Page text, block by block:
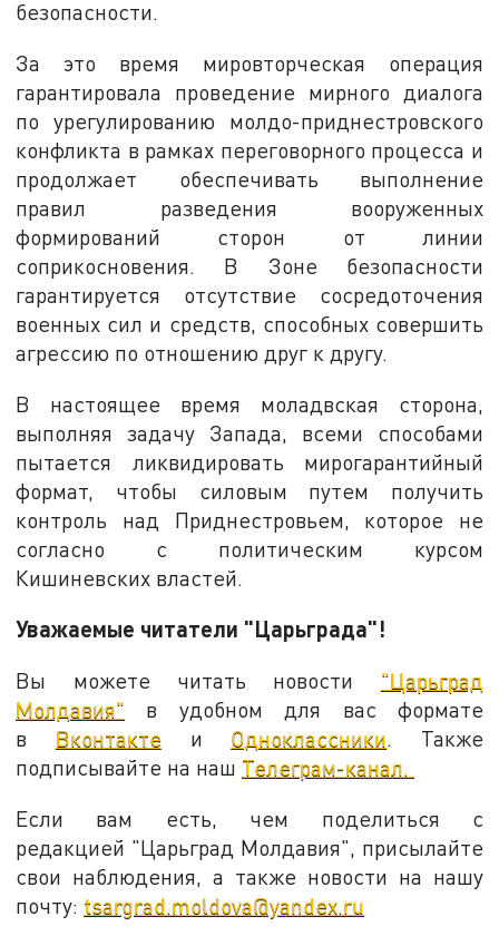
безопасности.
За это время мировторческая операция
гарантировала проведение мирного диалога
по урегулированию молдо-приднестровского
конфликта в рамках переговорного процесса и
продолжает обеспечивать выполнение
правил разведения вооруженных
формирований сторон от линии
соприкосновения. В Зоне безопасности
гарантируется отсутствие сосредоточения
военных сил и средств, способных совершить
агрессию по отношению друг к другу.
В настоящее время моладвская сторона,
выполняя задачу Запада, всеми способами
пытается ликвидировать мирогарантийный
формат, чтобы силовым путем получить
контроль над Приднестровьем, которое не
согласно с политическим курсом
Кишиневских властей.
Уважаемые читатели "Царьграда"!
Вы можете читать новости "Царьград
Молдавия" в удобном для вас формате
в Вконтактеи Одноклассники. Также
подписывайте на наш Телеграм-канал.
Если вам есть, чем поделиться с
редакцией "Царьград Молдавия", присылайте
свои наблюдения, а также новости на нашу
почту: tsargrad.moldova@yandex.ru